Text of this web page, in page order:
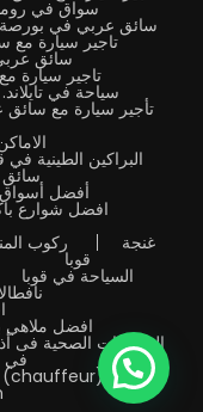
سواق في
سائق عربي في بورصة
تاجير سيارة
سائق
تاجير سيارة
سياحة في
تأجير سيارة مع
البراكين الطينية
سائق
أفضل
افضل شوارع
ركوب غنجة
قوبا
السياحة في قوبا
افضل ملاهي
المنتجعات الصحية فى
في
(chauffeur) in